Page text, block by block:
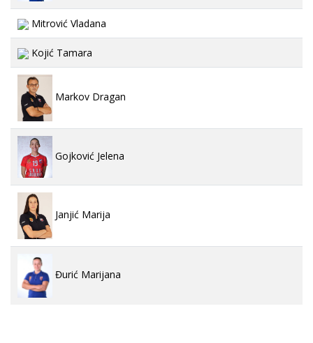
Mitrović Vladana
Kojić Tamara
Markov Dragan
Gojković Jelena
Janjić Marija
Đurić Marijana